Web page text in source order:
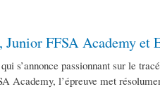
FFSA Academy et
s’annonce passionnant sur le
l’épreuve met